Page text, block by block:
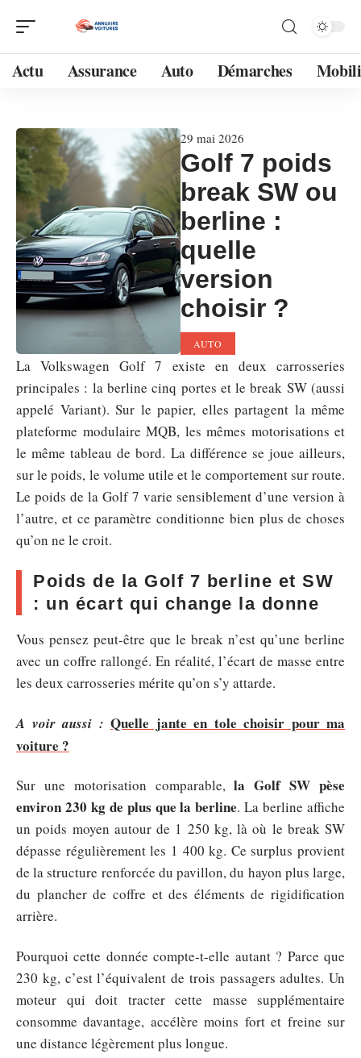
Actu Assurance Auto Démarches
29 mai 2026
Golf 7 poids
break SW ou
berline :
quelle
version
choisir ?
AUTO
La Volkswagen Golf 7 existe en deux carrosseries
principales : la berline cinq portes et le break SW (aussi
appelé Variant). Sur le papier, elles partagent la même
plateforme modulaire MQB, les mêmes motorisations et
le même tableau de bord. La différence se joue ailleurs,
sur le poids, le volume utile et le comportement sur route.
Le poids de la Golf 7 varie sensiblement d’une version à
l’autre, et ce paramètre conditionne bien plus de choses
qu’on ne le croit.
Poids de la Golf 7 berline et SW
: un écart qui change la donne
Vous pensez peut-être que le break n’est qu’une berline
avec un coffre rallongé. En réalité, l’écart de masse entre
les deux carrosseries mérite qu’on s’y attarde.
A voir aussi : Quelle jante en tole choisir pour ma
voiture ?
Sur une motorisation comparable,la Golf SW pèse
environ 230 kg de plus que la berline. La berline affiche
un poids moyen autour de 1 250 kg, là où le break SW
dépasse régulièrement les 1 400 kg. Ce surplus provient
de la structure renforcée du pavillon, du hayon plus large,
du plancher de coffre et des éléments de rigidification
arrière.
Pourquoi cette donnée compte-t-elle autant ? Parce que
230 kg, c’est l’équivalent de trois passagers adultes. Un
moteur qui doit tracter cette masse supplémentaire
consomme davantage, accélère moins fort et freine sur
une distance légèrement plus longue.